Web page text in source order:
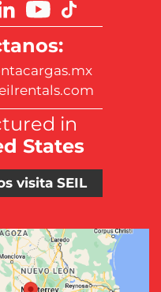
in
States
visita SEIL